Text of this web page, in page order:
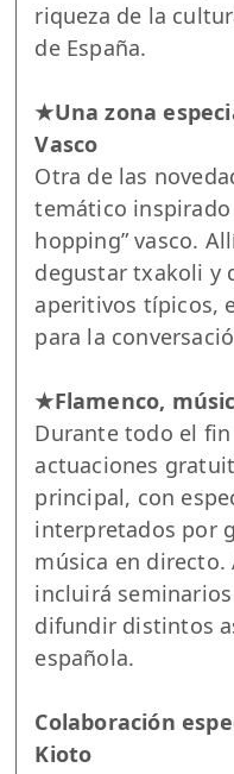
riqueza de la
de España.
★Una zona
Vasco
Otra de las
temático
hopping” vasco.
degustar txakoli y
aperitivos típicos,
para la
★Flamenco,
Durante todo el
actuaciones
principal, con
interpretados por
música en directo.
incluirá
difundir distintos
española.
Colaboración
Kioto